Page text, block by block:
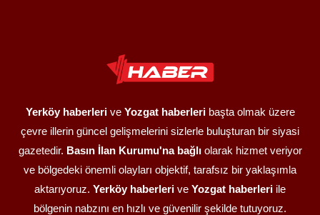
Yerköy haberlerive Yozgat haberleribaşta olmak üzere
çevre illerin güncel gelişmelerini sizlerle buluşturan bir siyasi
gazetedir. Basın İlan Kurumu'na bağlıolarak hizmet veriyor
ve bölgedeki önemli olayları objektif, tarafsız bir yaklaşımla
aktarıyoruz. Yerköy haberleri ve Yozgat haberleri ile
bölgenin nabzını en hızlı ve güvenilir şekilde tutuyoruz.